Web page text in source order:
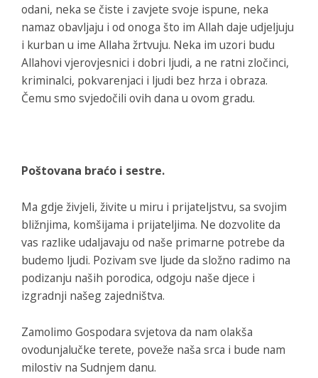
odani, neka se čiste i zavjete svoje ispune, neka
namaz obavljaju i od onoga što im Allah daje udjeljuju
i kurban u ime Allaha žrtvuju. Neka im uzori budu
Allahovi vjerovjesnici i dobri ljudi, a ne ratni zločinci,
kriminalci, pokvarenjaci i ljudi bez hrza i obraza.
Čemu smo svjedočili ovih dana u ovom gradu.
Poštovana braćo i sestre.
Ma gdje živjeli, živite u miru i prijateljstvu, sa svojim
bližnjima, komšijama i prijateljima. Ne dozvolite da
vas razlike udaljavaju od naše primarne potrebe da
budemo ljudi. Pozivam sve ljude da složno radimo na
podizanju naših porodica, odgoju naše djece i
izgradnji našeg zajedništva.
Zamolimo Gospodara svjetova da nam olakša
ovodunjalučke terete, poveže naša srca i bude nam
milostiv na Sudnjem danu.